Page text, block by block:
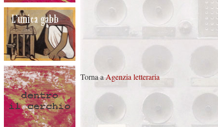
Torna aAgenzia letteraria